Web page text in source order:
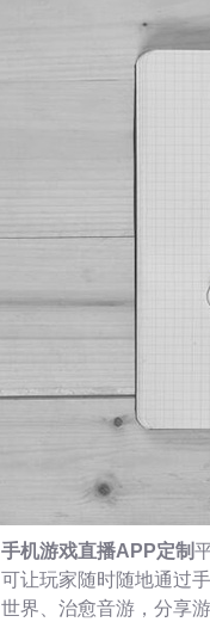
手机游戏直播APP定制
可让玩家随时随地通过
世界、治愈音游，分享